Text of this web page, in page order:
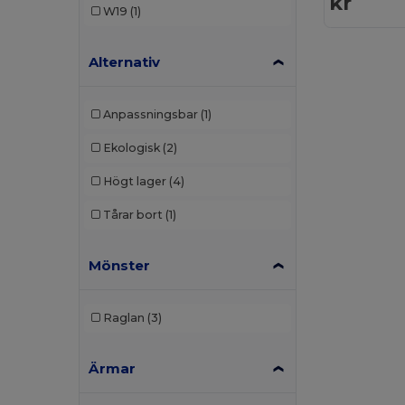
W19 (1)
Alternativ
Anpassningsbar (1)
Ekologisk (2)
Högt lager (4)
Tårar bort (1)
Mönster
Raglan (3)
Ärmar